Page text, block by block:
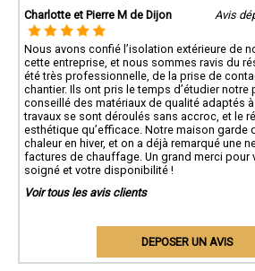
Charlotte et Pierre M de Dijon
Avis
Nous avons confié l’isolation extérieure de
cette entreprise, et nous sommes ravis du
été très professionnelle, de la prise de
chantier. Ils ont pris le temps d’étudier notre
conseillé des matériaux de qualité adaptés
travaux se sont déroulés sans accroc, et le
esthétique qu’efficace. Notre maison garde
chaleur en hiver, et on a déjà remarqué une
factures de chauffage. Un grand merci pour
soigné et votre disponibilité !
Voir tous les avis clients
DEPOSER UN AVIS